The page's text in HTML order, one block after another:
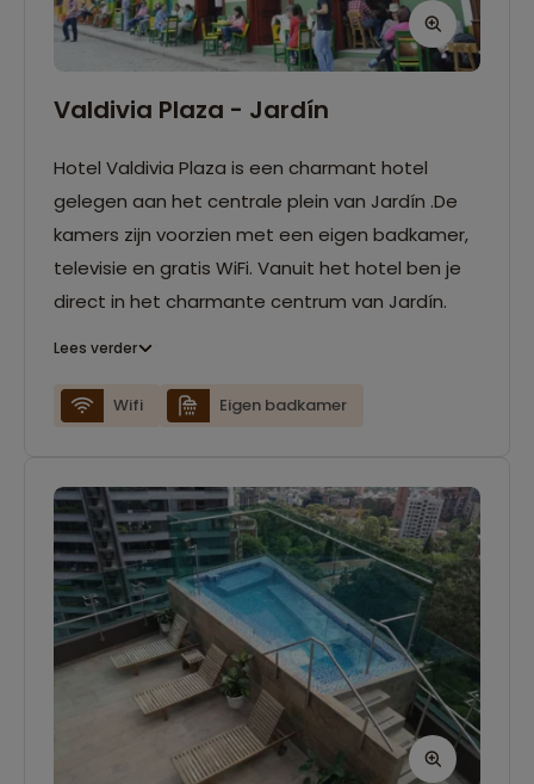
Valdivia Plaza - Jardín
Hotel Valdivia Plaza is een charmant hotel
gelegen aan het centrale plein van Jardín .De
kamers zijn voorzien met een eigen badkamer,
televisie en gratis WiFi. Vanuit het hotel ben je
direct in het charmante centrum van Jardín.
Lees verder
Wifi Eigen badkamer